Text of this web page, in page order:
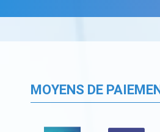
MOYENS DE